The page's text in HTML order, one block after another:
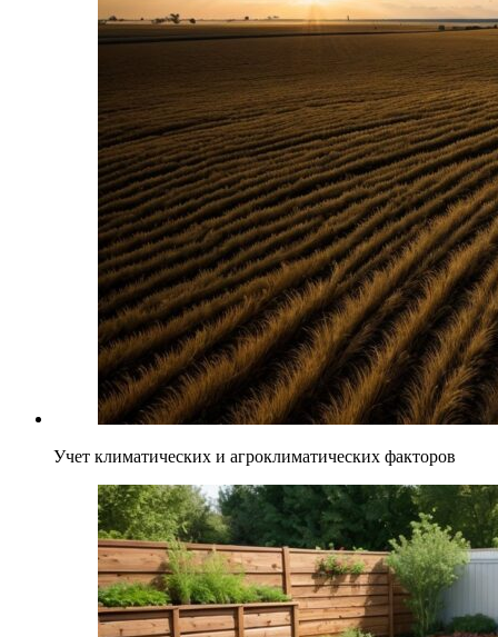
Учет климатических и агроклиматических факторов